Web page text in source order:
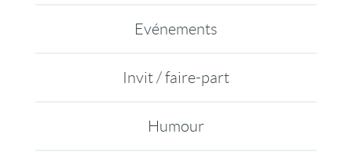
Evénements
Invit / faire-part
Humour